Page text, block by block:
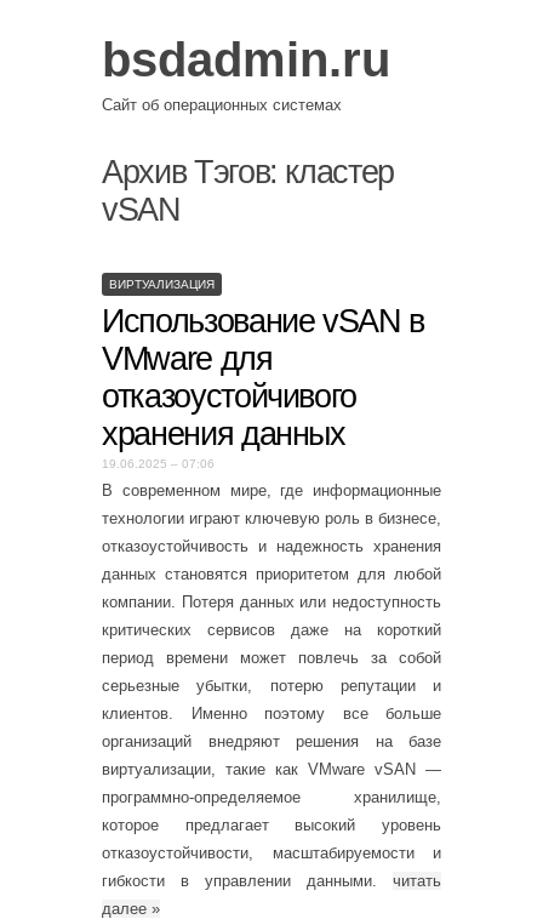
bsdadmin.ru
Сайт об операционных системах
Архив Тэгов: кластер
vSAN
ВИРТУАЛИЗАЦИЯ
Использование vSAN в
VMware для
отказоустойчивого
хранения данных
19.06.2025 – 07:06
В современном мире, где информационные
технологии играют ключевую роль в бизнесе,
отказоустойчивость и надежность хранения
данных становятся приоритетом для любой
компании. Потеря данных или недоступность
критических сервисов даже на короткий
период времени может повлечь за собой
серьезные убытки, потерю репутации и
клиентов. Именно поэтому все больше
организаций внедряют решения на базе
виртуализации, такие как VMware vSAN —
программно-определяемое хранилище,
которое предлагает высокий уровень
отказоустойчивости, масштабируемости и
гибкости в управлении данными. читать
далее »